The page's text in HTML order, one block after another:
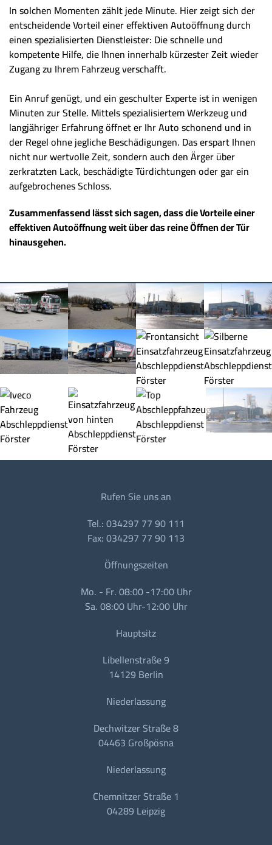
In solchen Momenten zählt jede Minute. Hier zeigt sich der
entscheidende Vorteil einer effektiven Autoöffnung durch
einen spezialisierten Dienstleister: Die schnelle und
kompetente Hilfe, die Ihnen innerhalb kürzester Zeit wieder
Zugang zu Ihrem Fahrzeug verschafft.
Ein Anruf genügt, und ein geschulter Experte ist in wenigen
Minuten zur Stelle. Mittels spezialisiertem Werkzeug und
langjähriger Erfahrung öffnet er Ihr Auto schonend und in
der Regel ohne jegliche Beschädigungen. Das erspart Ihnen
nicht nur wertvolle Zeit, sondern auch den Ärger über
zerkratzten Lack, beschädigte Türdichtungen oder gar ein
aufgebrochenes Schloss.
Zusammenfassend lässt sich sagen, dass die Vorteile einer
effektiven Autoöffnung weit über das reine Öffnen der Tür
hinausgehen.
Rufen Sie uns an
Tel.: 034297 77 90 111
Fax: 034297 77 90 113
Öffnungszeiten
Mo. - Fr. 08:00 -17:00 Uhr
Sa. 08:00 Uhr-12:00 Uhr
Hauptsitz
Libellenstraße 9
14129 Berlin
Niederlassung
Dechwitzer Straße 8
04463 Großpösna
Niederlassung
Chemnitzer Straße 1
04289 Leipzig